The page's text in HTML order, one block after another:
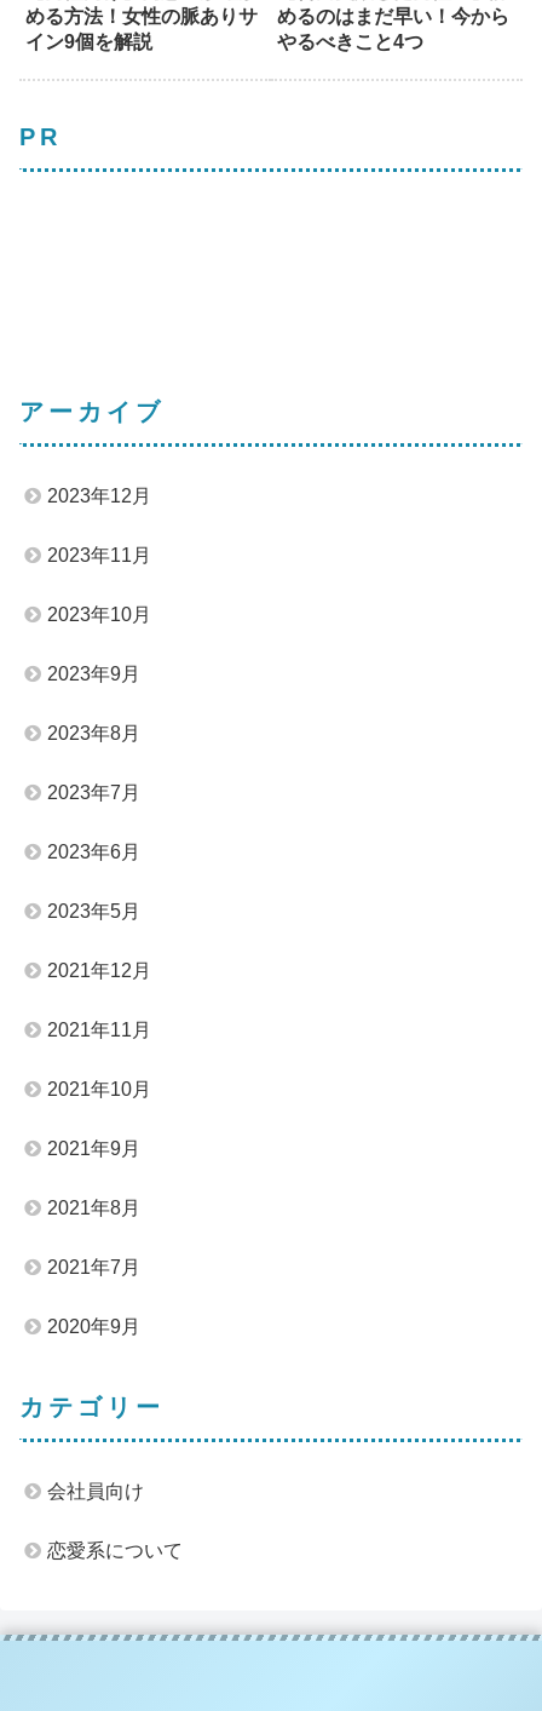
める方法！女性の脈ありサ
イン9個を解説
めるのはまだ早い！今から
やるべきこと4つ
PR
アーカイブ
2023年12月
2023年11月
2023年10月
2023年9月
2023年8月
2023年7月
2023年6月
2023年5月
2021年12月
2021年11月
2021年10月
2021年9月
2021年8月
2021年7月
2020年9月
カテゴリー
会社員向け
恋愛系について